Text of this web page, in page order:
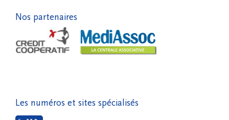
Nos partenaires
Les numéros et sites spécialisés